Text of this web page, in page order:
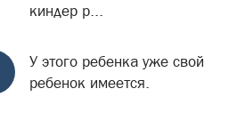
киндер р...
У этого ребенка уже свой
ребенок имеется.